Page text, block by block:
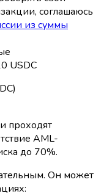
соглашаюсь
из суммы
USDC
проходят
AML-
до 70%.
Он может